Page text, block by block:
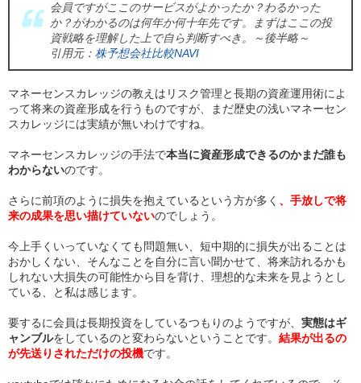
会員ですがここのサービスがよかったか？わるかった
か？がわかるのは何年か何十年先です。まずはここの投
資戦略を理解した上で自ら判断すべき。～後半略～
引用元： 株予想会社比較NAVI
マネーセンスカレッジの教えはリスク管理と長期の資産運用術によ
って将来の資産形成を行うものですが、まだ歴史の浅いマネーセン
スカレッジには実績が無いわけですね。
マネーセンスカレッジの手法で本当に資産形成できるのかまだ誰も
わからないのです。
さらに前項のように損失を抱えているという方が多く 、手放しで将
来の成果を思い描けていないのでしょう。
今上手くいっていなくても問題無い、短中期的に損失が出ることは
おかしくない、そんなことを自分に言い聞かせて、将来訪れるかも
しれない大損失の可能性から目を背け、理想的な未来を見ようとし
ている、と私は感じます。
要するに会員は長期投資をしているつもりのようですが、 実態はギ
ャンブルをしているのと変わらないということです。 結果が出るの
が先送りされただけの投機です。